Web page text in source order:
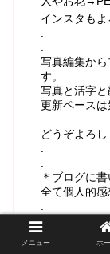
インスタも
写真編集か
す。
写真と活字と
更新ペースは
どうぞよろ
＊ブログに書
全て個人的感
＊お店の横の
(記憶を記録
にも、旧ブロ
メニュー ホ